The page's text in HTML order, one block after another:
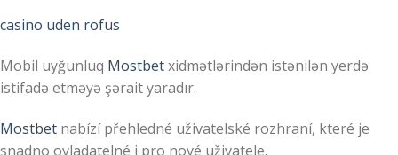
casino uden rofus
Mobil uyğunluq Mostbetxidmətlərindən istənilən yerdə
istifadə etməyə şərait yaradır.
Mostbet nabízí přehledné uživatelské rozhraní, které je
snadno ovladatelné i pro nové uživatele.